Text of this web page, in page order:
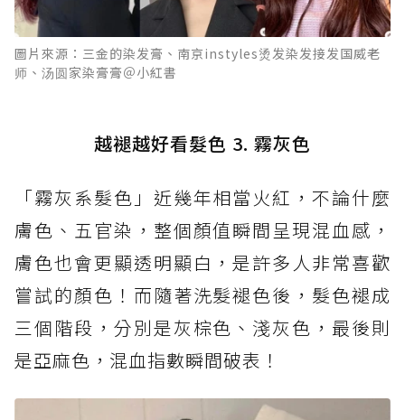
圖片來源：三金的染发膏、南京instyles烫发染发接发国威老
师、汤圆家染膏膏＠小紅書
越褪越好看髮色 3. 霧灰色
「霧灰系髮色」近幾年相當火紅，不論什麼
膚色、五官染，整個顏值瞬間呈現混血感，
膚色也會更顯透明顯白，是許多人非常喜歡
嘗試的顏色！而隨著洗髮褪色後，髮色褪成
三個階段，分別是灰棕色、淺灰色，最後則
是亞麻色，混血指數瞬間破表！